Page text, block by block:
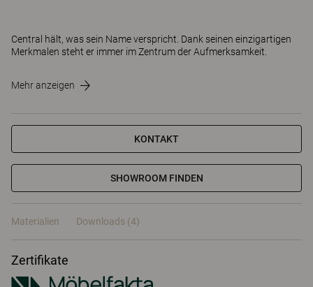
Central hält, was sein Name verspricht. Dank seinen einzigartigen
Merkmalen steht er immer im Zentrum der Aufmerksamkeit.
Mehr anzeigen
KONTAKT
SHOWROOM FINDEN
Materialien Downloads (4)
Zertifikate